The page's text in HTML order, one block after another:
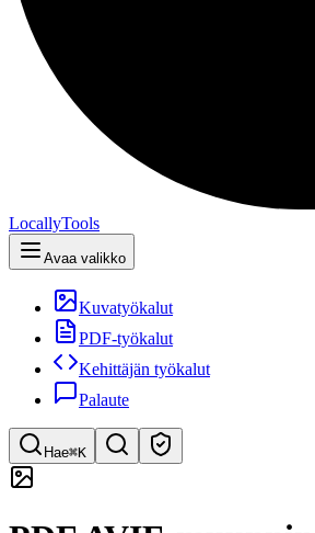
LocallyTools
Avaa valikko
Kuvatyökalut
PDF-työkalut
Kehittäjän työkalut
Palaute
Hae⌘K